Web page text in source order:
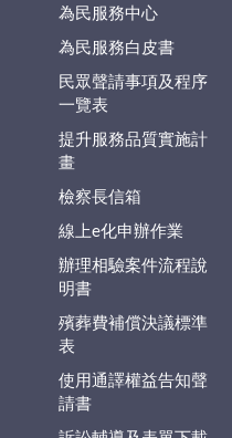
為民服務中心
為民服務白皮書
民眾聲請事項及程序
一覽表
提升服務品質實施計
畫
檢察長信箱
線上e化申辦作業
辦理相驗案件流程說
明書
殯葬費補償決議標準
表
使用通譯權益告知聲
請書